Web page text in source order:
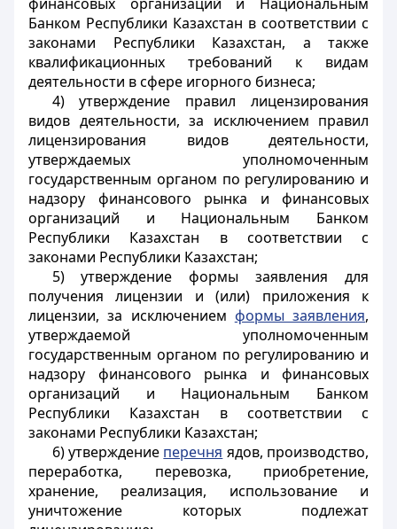
Банком Республики Казахстан в соответствии с
законами Республики Казахстан, а также
квалификационных требований к видам
деятельности в сфере игорного бизнеса;
4) утверждение правил лицензирования
видов деятельности, за исключением правил
лицензирования видов деятельности,
утверждаемых уполномоченным
государственным органом по регулированию и
надзору финансового рынка и финансовых
организаций и Национальным Банком
Республики Казахстан в соответствии с
законами Республики Казахстан;
5) утверждение формы заявления для
получения лицензии и (или) приложения к
лицензии, за исключением формы заявления,
утверждаемой уполномоченным
государственным органом по регулированию и
надзору финансового рынка и финансовых
организаций и Национальным Банком
Республики Казахстан в соответствии с
законами Республики Казахстан;
6) утверждение перечня ядов, производство,
переработка, перевозка, приобретение,
хранение, реализация, использование и
уничтожение которых подлежат